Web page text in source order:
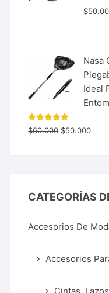
$
Nasa
Ideal
Valorado
con 5.00
$60.000 $50.000
CATEGORÍAS
Accesorios De
Accesorios